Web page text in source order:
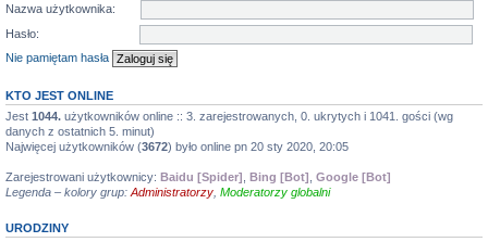
Nazwa użytkownika:
Hasło:
Nie pamiętam hasła
KTO JEST ONLINE
Jest 1044. użytkowników online :: 3. zarejestrowanych, 0. ukrytych i 1041. gości (wg
danych z ostatnich 5. minut)
Najwięcej użytkowników (3672) było online pn 20 sty 2020, 20:05
Zarejestrowani użytkownicy: Baidu [Spider] Bing [Bot] Google [Bot]
Legenda – kolory grup: Administratorzy Moderatorzy globalni
URODZINY